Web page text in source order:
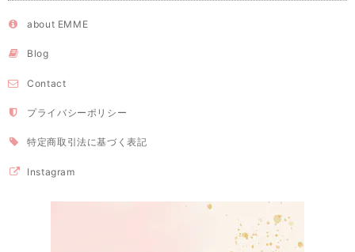
about EMME
Blog
Contact
プライバシーポリシー
特定商取引法に基づく表記
Instagram